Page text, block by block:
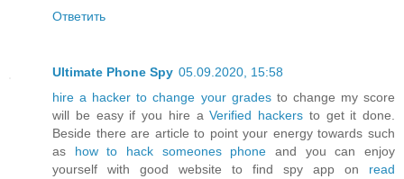
Ответить
Ultimate Phone Spy 05.09.2020, 15:58
hire a hacker to change your gradesto change my score
will be easy if you hire aVerified hackers to get it done.
Beside there are article to point your energy towards such
as how to hack someones phone and you can enjoy
yourself with good website to find spy app on read